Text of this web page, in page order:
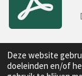
Deze website
doeleinden en/of